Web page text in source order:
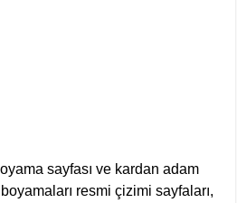
sayfası ve kardan adam
resmi çizimi sayfaları,